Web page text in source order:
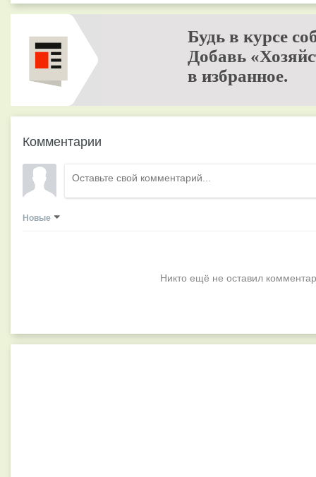
Будь в курсе
Добавь
в избранное.
Комментарии
Новые
Никто ещё не оставил